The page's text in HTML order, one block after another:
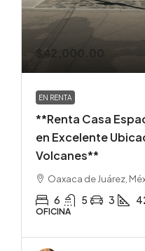
$42,000.00
EN RENTA
**Renta Casa
en Excelente
Volcanes**
Oaxaca de Juárez,
6 5 3
OFICINA